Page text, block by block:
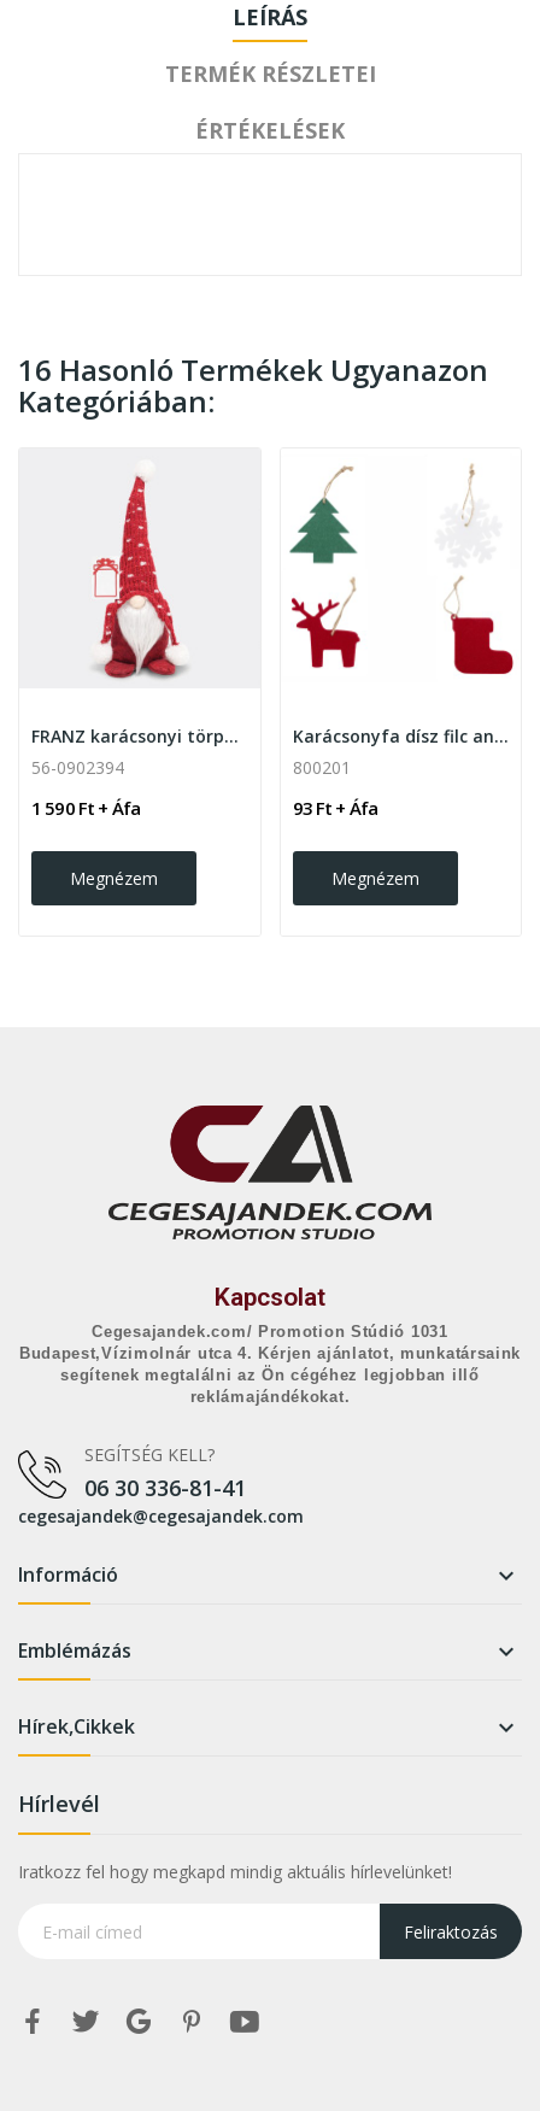
LEÍRÁS
TERMÉK RÉSZLETEI
ÉRTÉKELÉSEK
16 Hasonló Termékek Ugyanazon
Kategóriában:
FRANZ karácsonyi törpe, piros
56-0902394
1 590 Ft + Áfa
Megnézem
Karácsonyfa dísz filc anyagból 4 féle mintával
800201
93 Ft + Áfa
Megnézem
Kapcsolat
Cegesajandek.com/ Promotion Stúdió 1031
Budapest,Vízimolnár utca 4. Kérjen ajánlatot, munkatársaink
segítenek megtalálni az Ön cégéhez legjobban illő
reklámajándékokat.
SEGÍTSÉG KELL?
06 30 336-81-41
cegesajandek@cegesajandek.com
Információ 
Emblémázás 
Hírek,Cikkek 
Hírlevél
Iratkozz fel hogy megkapd mindig aktuális hírlevelünket!
Feliraktozás